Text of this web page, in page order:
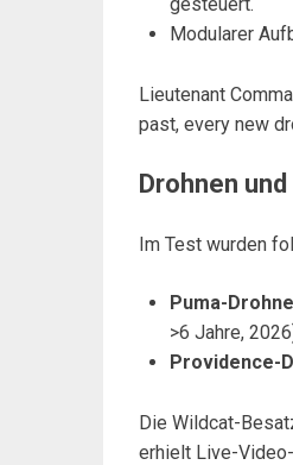
Modularer
Lieutenant
past, every new
Drohnen
Im Test wurden
Puma-Drohne
>6 Jahre,
Providence-
Die Wildcat-
erhielt Live-